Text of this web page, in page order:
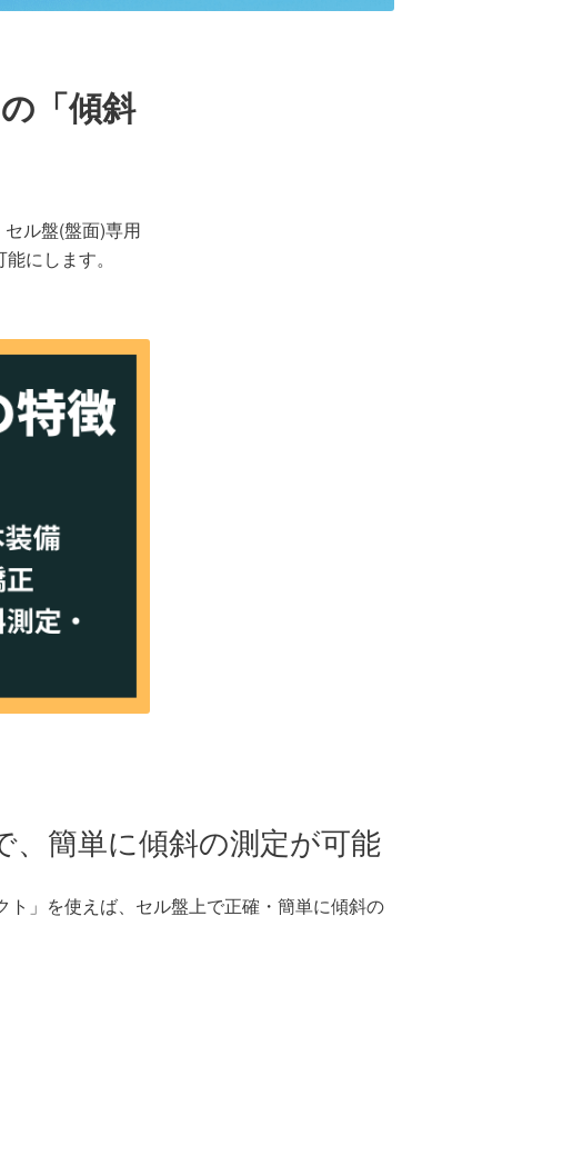
「傾斜
ル盤(盤面)専用
にします。
、簡単に傾斜の測定が可能
ト」を使えば、セル盤上で正確・簡単に傾斜の